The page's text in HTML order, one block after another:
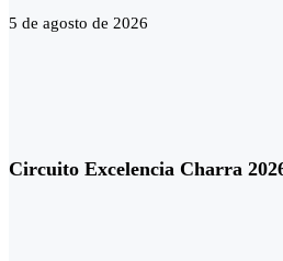
5 de agosto de 2026
Circuito Excelencia Charra